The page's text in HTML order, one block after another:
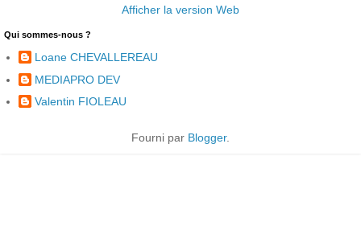
Afficher la version Web
Qui sommes-nous ?
Loane CHEVALLEREAU
MEDIAPRO DEV
Valentin FIOLEAU
Fourni par Blogger.